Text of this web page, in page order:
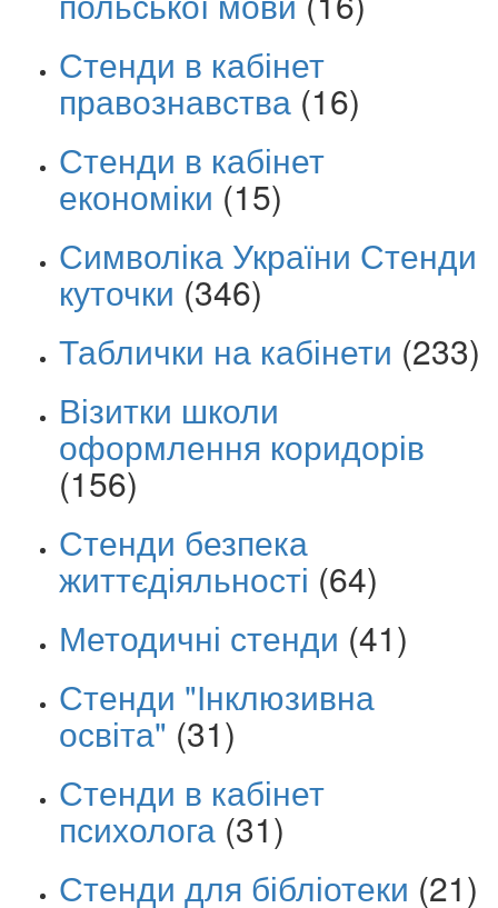
Стенди в кабінет
правознавства (16)
Стенди в кабінет
економіки (15)
Символіка України Стенди
куточки (346)
Таблички на кабінети (233)
Візитки школи
оформлення коридорів
(156)
Стенди безпека
життєдіяльності (64)
Методичні стенди (41)
Стенди "Інклюзивна
освіта" (31)
Стенди в кабінет
психолога (31)
Стенди для бібліотеки (21)